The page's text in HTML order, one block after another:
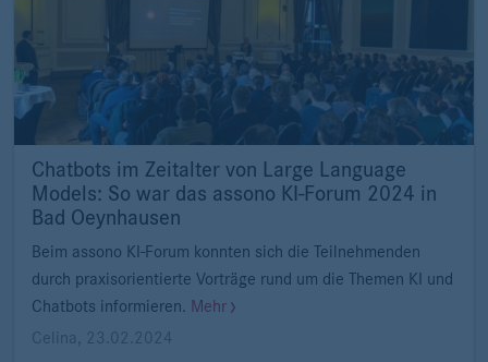
Chatbots im Zeitalter von Large Language
Models: So war das assono KI-Forum 2024 in
Bad Oeynhausen
Beim assono KI-Forum konnten sich die Teilnehmenden
durch praxisorientierte Vorträge rund um die Themen KI und
Chatbots informieren. Mehr
Celina
23.02.2024